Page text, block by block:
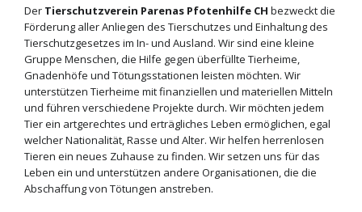
Der Tierschutzverein Parenas Pfotenhilfe CH bezweckt die
Förderung aller Anliegen des Tierschutzes und Einhaltung des
Tierschutzgesetzes im In- und Ausland. Wir sind eine kleine
Gruppe Menschen, die Hilfe gegen überfüllte Tierheime,
Gnadenhöfe und Tötungsstationen leisten möchten. Wir
unterstützen Tierheime mit finanziellen und materiellen Mitteln
und führen verschiedene Projekte durch. Wir möchten jedem
Tier ein artgerechtes und erträgliches Leben ermöglichen, egal
welcher Nationalität, Rasse und Alter. Wir helfen herrenlosen
Tieren ein neues Zuhause zu finden. Wir setzen uns für das
Leben ein und unterstützen andere Organisationen, die die
Abschaffung von Tötungen anstreben.